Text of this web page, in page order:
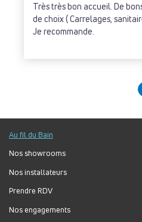
Très très bon accueil. De
de choix ( Carrelages,
Je recommande.
Au fil du Bain
Nos showrooms
Nos installateurs
Prendre RDV
Nos engagements